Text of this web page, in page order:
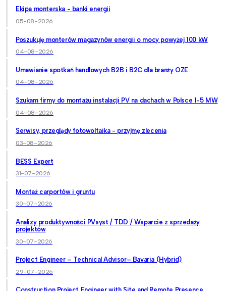
Ekipa monterska - banki energii
05-08-2026
Poszukuję monterów magazynów energii o mocy powyżej 100 kW
04-08-2026
Umawianie spotkań handlowych B2B i B2C dla branży OZE
04-08-2026
Szukam firmy do montażu instalacji PV na dachach w Polsce 1-5 MW
04-08-2026
Serwisy, przeglądy fotowoltaika - przyjmę zlecenia
03-08-2026
BESS Expert
31-07-2026
Montaż carportów i gruntu
30-07-2026
Analizy produktywności PVsyst / TDD / Wsparcie z sprzedaży
projektów
30-07-2026
Project Engineer – Technical Advisor– Bavaria (Hybrid)
29-07-2026